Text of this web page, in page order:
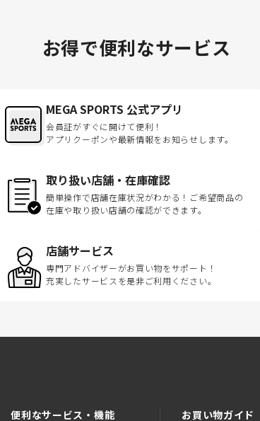
お得で便利なサービス
MEGA SPORTS 公式アプリ
会員証がすぐに開けて便利！
アプリクーポンや最新情報をお知らせします。
取り扱い店舗・在庫確認
簡単操作で店舗在庫状況がわかる！ご希望商品の
在庫や取り扱い店舗の確認ができます。
店舗サービス
専門アドバイザーがお買い物をサポート！
充実したサービスを是非ご利用ください。
便利なサービス・機能 お買い物ガイド